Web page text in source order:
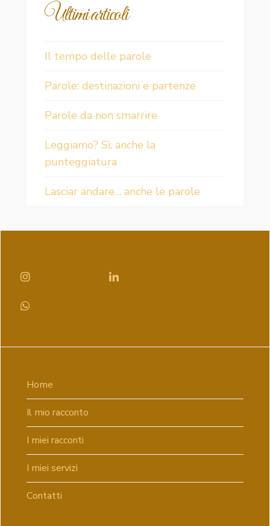
Ultimi articoli
Il tempo delle parole
Parole: destinazioni e partenze
Parole da non smarrire
Leggiamo? Sì, anche la
punteggiatura
Lasciar andare… anche le parole
Home
Il mio racconto
I miei racconti
I miei servizi
Contatti